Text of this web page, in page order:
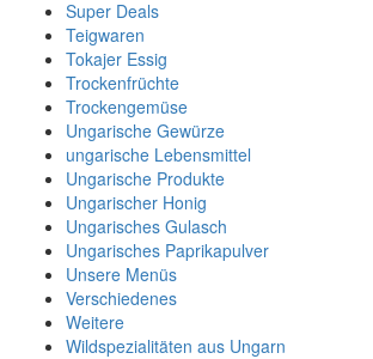
Super Deals
Teigwaren
Tokajer Essig
Trockenfrüchte
Trockengemüse
Ungarische Gewürze
ungarische Lebensmittel
Ungarische Produkte
Ungarischer Honig
Ungarisches Gulasch
Ungarisches Paprikapulver
Unsere Menüs
Verschiedenes
Weitere
Wildspezialitäten aus Ungarn